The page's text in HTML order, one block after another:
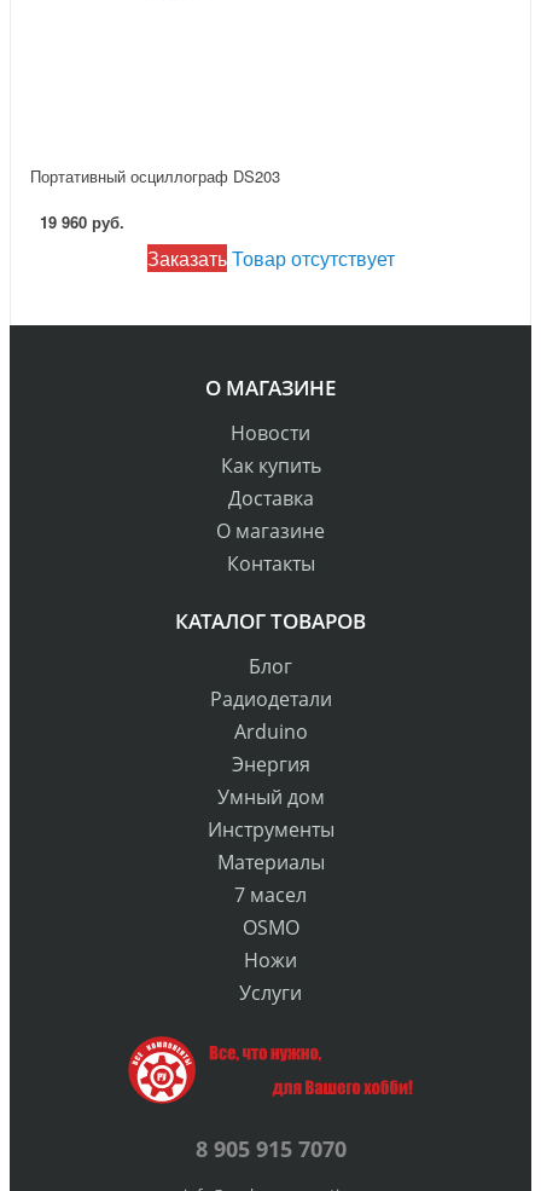
Портативный осциллограф DS203
19 960 руб.
ЗаказатьТовар отсутствует
О МАГАЗИНЕ
Новости
Как купить
Доставка
О магазине
Контакты
КАТАЛОГ ТОВАРОВ
Блог
Радиодетали
Arduino
Энергия
Умный дом
Инструменты
Материалы
7 масел
OSMO
Ножи
Услуги
8 905 915 7070